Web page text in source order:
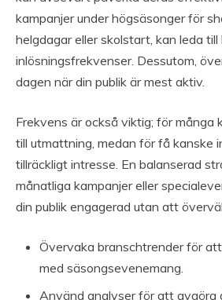
kampanjer under högsäsonger för
helgdagar eller skolstart, kan leda till
inlösningsfrekvenser. Dessutom,
dagen när din publik är mest aktiv.
Frekvens är också viktig; för många
till utmattning, medan för få kanske
tillräckligt intresse. En balanserad
månatliga kampanjer eller
din publik engagerad utan att
Övervaka branschtrender för
med säsongsevenemang.
Använd analyser för att avgöra